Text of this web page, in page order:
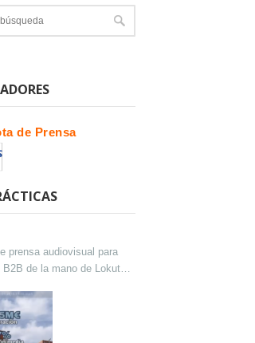
de Prensa
prensa audiovisual para
de la mano de Lokutor